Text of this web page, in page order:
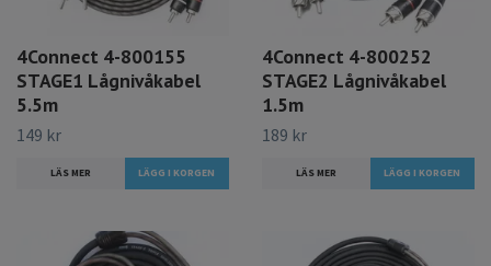
4Connect 4-800155
STAGE1 Lågnivåkabel
5.5m
149 kr
LÄS MER
4Connect 4-800252
STAGE2 Lågnivåkabel
1.5m
189 kr
LÄS MER